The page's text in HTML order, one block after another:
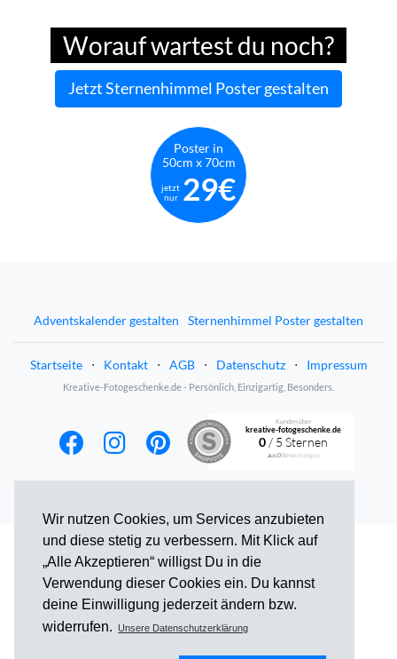
Wir nutzen Cookies, um Services anzubieten
und diese stetig zu verbessern. Mit Klick auf
„Alle Akzeptieren“ willigst Du in die
Verwendung dieser Cookies ein. Du kannst
deine Einwilligung jederzeit ändern bzw.
widerrufen.
Unsere Datenschutzerklärung
Worauf wartest du noch?
Jetzt Sternenhimmel Poster gestalten
Poster in
50cm x 70cm
jetzt
nur 29€
Adventskalender gestalten Sternenhimmel Poster gestalten
Startseite ⋅ Kontakt ⋅ AGB ⋅ Datenschutz ⋅ Impressum
Kreative-Fotogeschenke.de - Persönlich, Einzigartig, Besonders.
Kunden über
kreative-fotogeschenke.de
0 / 5 Sternen
aus0Bewertungen